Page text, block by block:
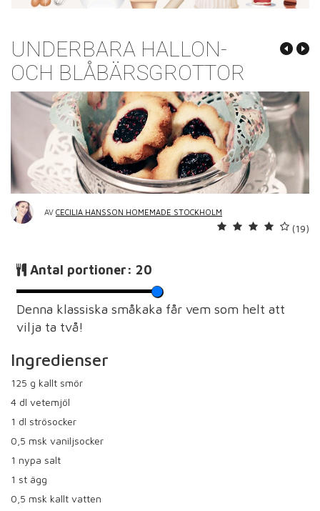
UNDERBARA HALLON-
OCH BLÅBÄRSGROTTOR
AV CECILIA HANSSON HOMEMADE STOCKHOLM
(19)
Antal portioner: 20
Denna klassiska småkaka får vem som helt att
vilja ta två!
Ingredienser
125 g kallt smör
4 dl vetemjöl
1 dl strösocker
0,5 msk vaniljsocker
1 nypa salt
1 st ägg
0,5 msk kallt vatten